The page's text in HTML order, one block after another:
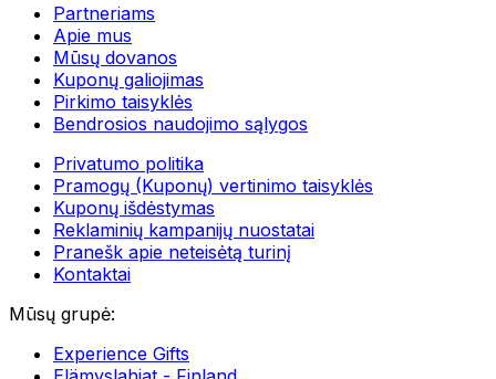
Partneriams
Apie mus
Mūsų dovanos
Kuponų galiojimas
Pirkimo taisyklės
Bendrosios naudojimo sąlygos
Privatumo politika
Pramogų (Kuponų) vertinimo taisyklės
Kuponų išdėstymas
Reklaminių kampanijų nuostatai
Pranešk apie neteisėtą turinį
Kontaktai
Mūsų grupė:
Experience Gifts